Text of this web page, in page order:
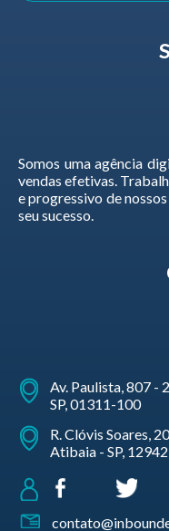
Somos uma agência
vendas efetivas.
e progressivo de
seu sucesso.
Av. Paulista, 807 -
SP, 01311-100
R. Clóvis Soares,
Atibaia - SP,